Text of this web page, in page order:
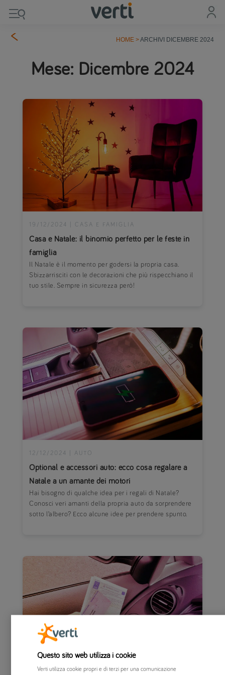
HOME>ARCHIVI DICEMBRE 2024
Mese: Dicembre 2024
Casa e Natale: il binomio perfetto per le feste in
famiglia
19/12/2024 CASA E FAMIGLIA
Il Natale è il momento per godersi la propria casa.
Sbizzarrisciti con le decorazioni che più rispecchiano il
tuo stile. Sempre in sicurezza però!
Optional e accessori auto: ecco cosa regalare a
Natale a un amante dei motori
12/12/2024 AUTO
Hai bisogno di qualche idea per i regali di Natale?
Conosci veri amanti della propria auto da sorprendere
sotto l’albero? Ecco alcune idee per prendere spunto.
Questo sito web utilizza i cookie
Verti utilizza cookie propri e di terzi per una comunicazione